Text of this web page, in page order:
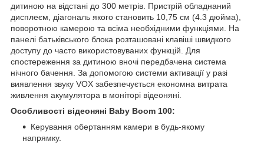
дитиною на відстані до 300 метрів. Пристрій обладнаний
дисплеєм, діагональ якого становить 10,75 см (4.3 дюйма),
поворотною камерою та всіма необхідними функціями. На
панелі батьківського блока розташовані клавіші швидкого
доступу до часто використовуваних функцій. Для
спостереження за дитиною вночі передбачена система
нічного бачення. За допомогою системи активації у разі
виявлення звуку VOX забезпечується економна витрата
живлення акумулятора в моніторі відеоняні.
Особливості відеоняні Baby Boom 100:
Керування обертанням камери в будь-якому
напрямку.